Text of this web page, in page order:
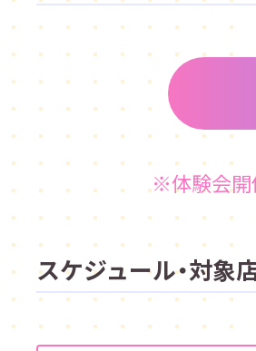
※体験会開
スケジュール・対象